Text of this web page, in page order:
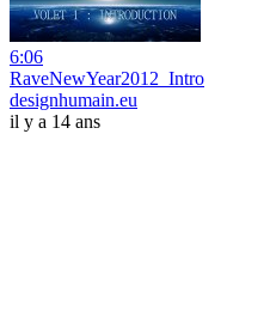
6:06
RaveNewYear2012_Intro
designhumain.eu
il y a 14 ans